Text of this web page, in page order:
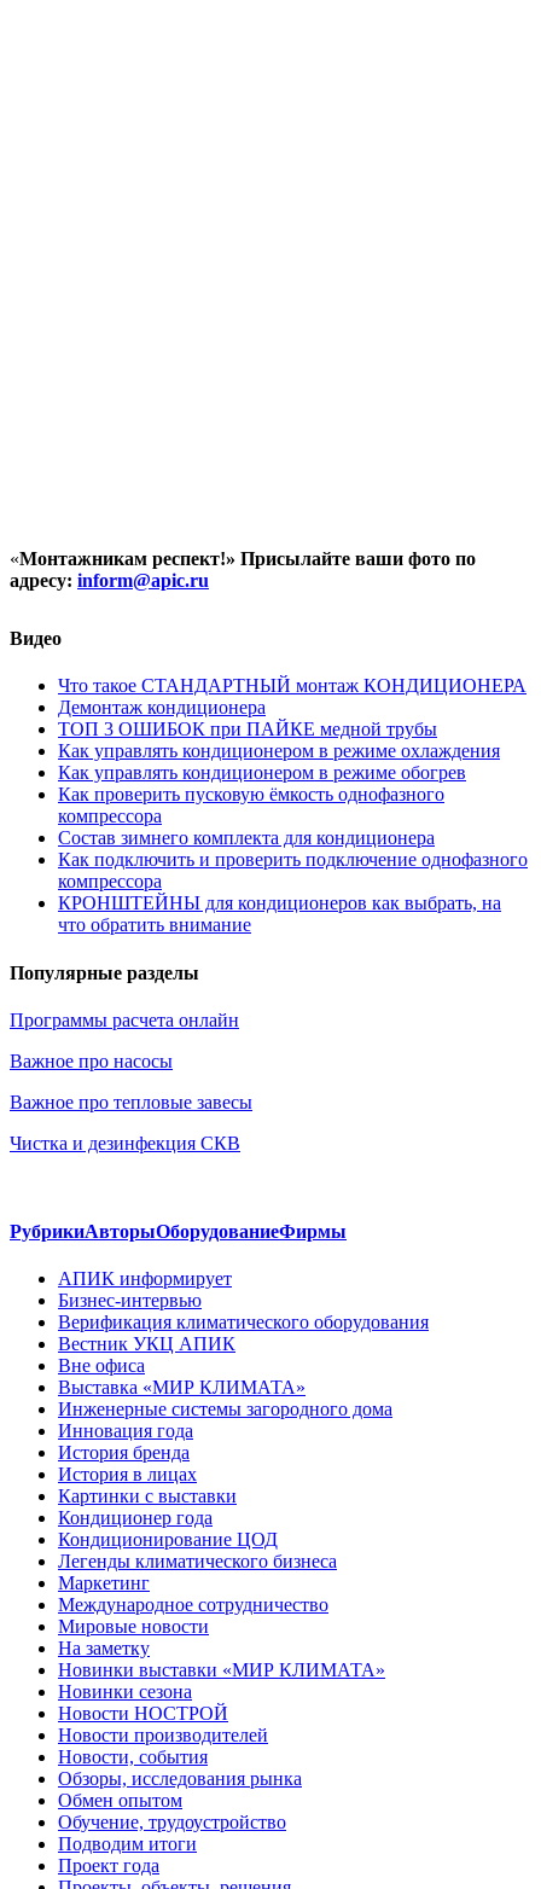
«Монтажникам респект!» Присылайте ваши фото по
адресу: inform@apic.ru
Видео
Что такое СТАНДАРТНЫЙ монтаж КОНДИЦИОНЕРА
Демонтаж кондиционера
ТОП 3 ОШИБОК при ПАЙКЕ медной трубы
Как управлять кондиционером в режиме охлаждения
Как управлять кондиционером в режиме обогрев
Как проверить пусковую ёмкость однофазного
компрессора
Состав зимнего комплекта для кондиционера
Как подключить и проверить подключение однофазного
компрессора
КРОНШТЕЙНЫ для кондиционеров как выбрать, на
что обратить внимание
Популярные разделы
Программы расчета онлайн
Важное про насосы
Важное про тепловые завесы
Чистка и дезинфекция СКВ
РубрикиАвторыОборудованиеФирмы
АПИК информирует
Бизнес-интервью
Верификация климатического оборудования
Вестник УКЦ АПИК
Вне офиса
Выставка «МИР КЛИМАТА»
Инженерные системы загородного дома
Инновация года
История бренда
История в лицах
Картинки с выставки
Кондиционер года
Кондиционирование ЦОД
Легенды климатического бизнеса
Маркетинг
Международное сотрудничество
Мировые новости
На заметку
Новинки выставки «МИР КЛИМАТА»
Новинки сезона
Новости НОСТРОЙ
Новости производителей
Новости, события
Обзоры, исследования рынка
Обмен опытом
Обучение, трудоустройство
Подводим итоги
Проект года